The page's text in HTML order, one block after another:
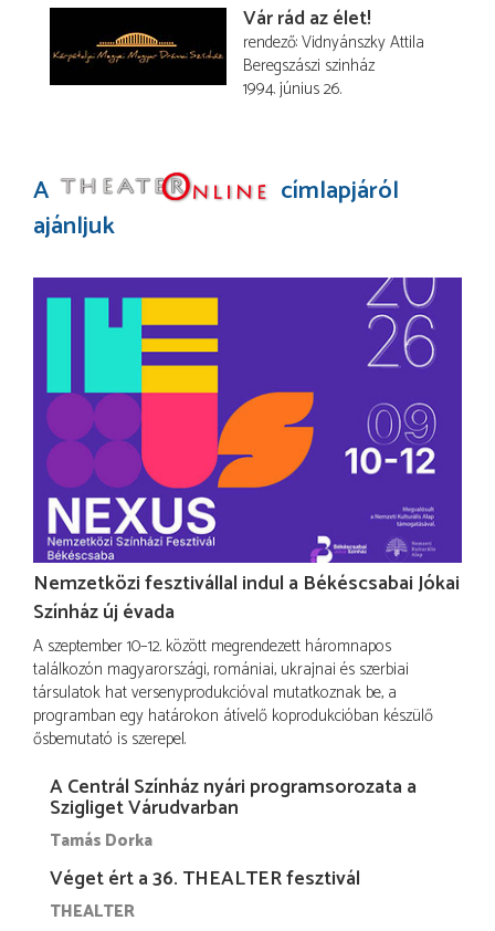
Vár rád az élet!
rendező Vidnyánszky Attila
Beregszászi szinház
1994. június 26.
A
címlapjáról
ajánljuk
Nemzetközi fesztivállal indul a Békéscsabai Jókai
Színház új évada
A szeptember 10–12. között megrendezett háromnapos
találkozón magyarországi, romániai, ukrajnai és szerbiai
társulatok hat versenyprodukcióval mutatkoznak be, a
programban egy határokon átívelő koprodukcióban készülő
ősbemutató is szerepel.
A Centrál Színház nyári programsorozata a
Szigliget Várudvarban
Tamás Dorka
Véget ért a 36. THEALTER fesztivál
THEALTER